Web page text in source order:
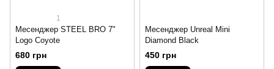
1
Месенджер STEЕL BRO 7"
Logo Coyote
680 грн
Месенджер Unreal Mini
Diamond Black
450 грн